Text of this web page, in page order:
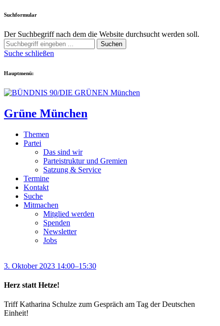
Suchformular
Der Suchbegriff nach dem die Website durchsucht werden soll.
Suchen
Suche schließen
Hauptmenü:
Grüne München
Themen
Partei
Das sind wir
Parteistruktur und Gremien
Satzung & Service
Termine
Kontakt
Suche
Mitmachen
Mitglied werden
Spenden
Newsletter
Jobs
3. Oktober 2023 14:00–15:30
Herz statt Hetze!
Triff Katharina Schulze zum Gespräch am Tag der Deutschen
Einheit!